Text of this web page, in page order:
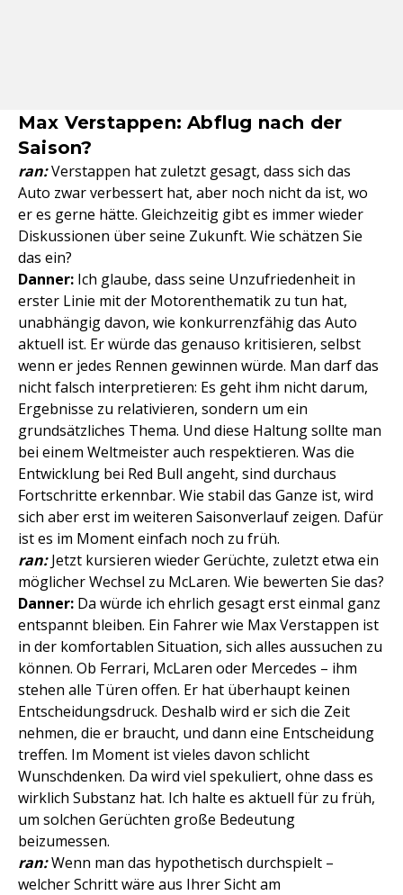
Max Verstappen: Abflug nach der
Saison?
ran:Verstappen hat zuletzt gesagt, dass sich das
Auto zwar verbessert hat, aber noch nicht da ist, wo
er es gerne hätte. Gleichzeitig gibt es immer wieder
Diskussionen über seine Zukunft. Wie schätzen Sie
das ein?
Danner: Ich glaube, dass seine Unzufriedenheit in
erster Linie mit der Motorenthematik zu tun hat,
unabhängig davon, wie konkurrenzfähig das Auto
aktuell ist. Er würde das genauso kritisieren, selbst
wenn er jedes Rennen gewinnen würde. Man darf das
nicht falsch interpretieren: Es geht ihm nicht darum,
Ergebnisse zu relativieren, sondern um ein
grundsätzliches Thema. Und diese Haltung sollte man
bei einem Weltmeister auch respektieren. Was die
Entwicklung bei Red Bull angeht, sind durchaus
Fortschritte erkennbar. Wie stabil das Ganze ist, wird
sich aber erst im weiteren Saisonverlauf zeigen. Dafür
ist es im Moment einfach noch zu früh.
ran:Jetzt kursieren wieder Gerüchte, zuletzt etwa ein
möglicher Wechsel zu McLaren. Wie bewerten Sie das?
Danner: Da würde ich ehrlich gesagt erst einmal ganz
entspannt bleiben. Ein Fahrer wie Max Verstappen ist
in der komfortablen Situation, sich alles aussuchen zu
können. Ob Ferrari, McLaren oder Mercedes – ihm
stehen alle Türen offen. Er hat überhaupt keinen
Entscheidungsdruck. Deshalb wird er sich die Zeit
nehmen, die er braucht, und dann eine Entscheidung
treffen. Im Moment ist vieles davon schlicht
Wunschdenken. Da wird viel spekuliert, ohne dass es
wirklich Substanz hat. Ich halte es aktuell für zu früh,
um solchen Gerüchten große Bedeutung
beizumessen.
ran:Wenn man das hypothetisch durchspielt –
welcher Schritt wäre aus Ihrer Sicht am